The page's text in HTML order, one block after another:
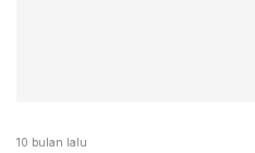
10 bulan lalu